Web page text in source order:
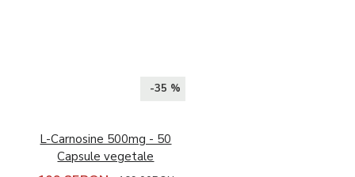
-35 %
L-Carnosine 500mg - 50
Capsule vegetale